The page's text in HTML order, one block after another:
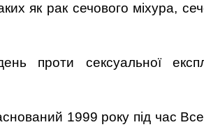
як рак сечового міхура,
проти сексуальної
1999 року під час